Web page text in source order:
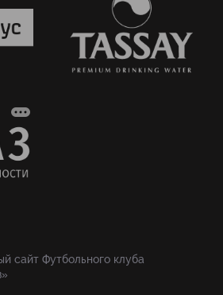
сайт Футбольного клуба